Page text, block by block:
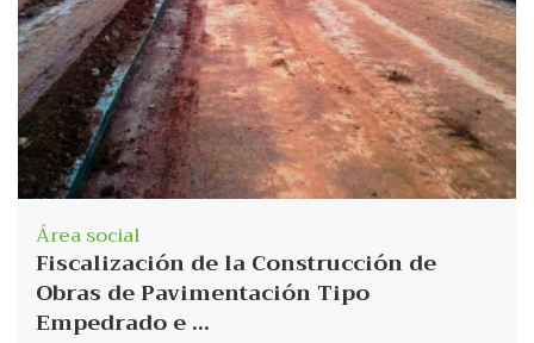
Área social
Fiscalización de la Construcción de
Obras de Pavimentación Tipo
Empedrado e ...